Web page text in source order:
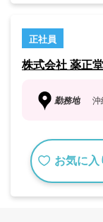
正社員
株式会社 薬正
勤務地 沖
お気に入